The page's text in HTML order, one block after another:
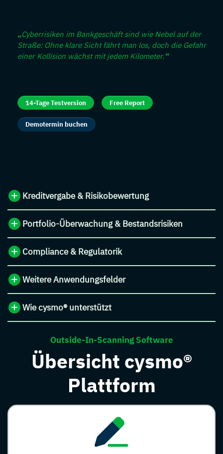
„Cyberrisiken im Bankgeschäft sind wie Nebel auf der
Straße: Ohne klare Sicht fährt man los, doch die Gefahr
einer Kollision wächst mit jedem Kilometer. “
14-Tage Testversion Free Report
Demotermin buchen
Kreditvergabe & Risikobewertung
Portfolio-Überwachung & Bestandsrisiken
Compliance & Regulatorik
Weitere Anwendungsfelder
Wie cysmo® unterstützt
Outside-In-Scanning Software
Übersicht cysmo®
Plattform